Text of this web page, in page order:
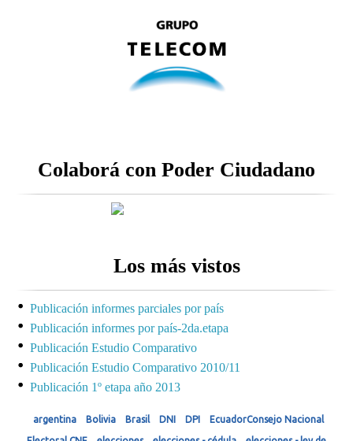
Colaborá con Poder Ciudadano
Los más vistos
Publicación informes parciales por país
Publicación informes por país-2da.etapa
Publicación Estudio Comparativo
Publicación Estudio Comparativo 2010/11
Publicación 1º etapa año 2013
argentina Bolivia Brasil DNI DPI EcuadorConsejo Nacional